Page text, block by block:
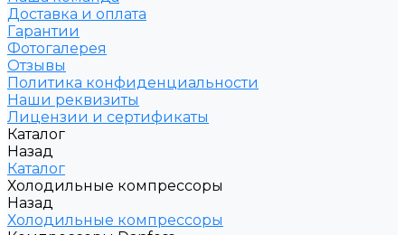
Доставка и оплата
Гарантии
Фотогалерея
Отзывы
Политика конфиденциальности
Наши реквизиты
Лицензии и сертификаты
Каталог
Назад
Каталог
Холодильные компрессоры
Назад
Холодильные компрессоры